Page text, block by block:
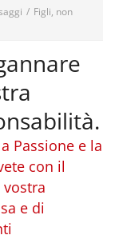
/ Figli, non
Passione e la
con il
e di